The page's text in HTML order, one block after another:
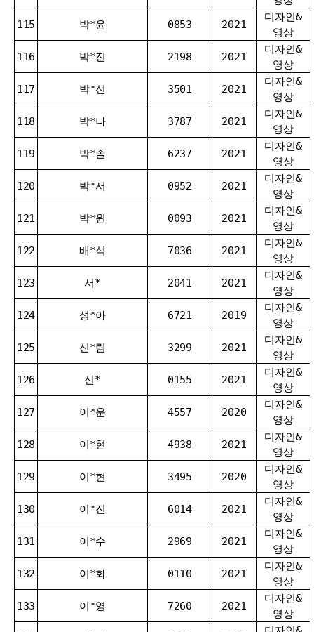
115 박*윤 0853 2021
디자인&
영상
116 박*진 2198 2021
디자인&
영상
117 박*선 3501 2021
디자인&
영상
118 박*나 3787 2021
디자인&
영상
119 박*솔 6237 2021
디자인&
영상
120 박*서 0952 2021
디자인&
영상
121 박*원 0093 2021
디자인&
영상
122 배*식 7036 2021
디자인&
영상
123 서* 2041 2021
디자인&
영상
124 성*아 6721 2019
디자인&
영상
125 신*림 3299 2021
디자인&
영상
126 신* 0155 2021
디자인&
영상
127 이*운 4557 2020
디자인&
영상
128 이*현 4938 2021
디자인&
영상
129 이*현 3495 2020
디자인&
영상
130 이*진 6014 2021
디자인&
영상
131 이*수 2969 2021
디자인&
영상
132 이*화 0110 2021
디자인&
영상
133 이*영 7260 2021
디자인&
영상